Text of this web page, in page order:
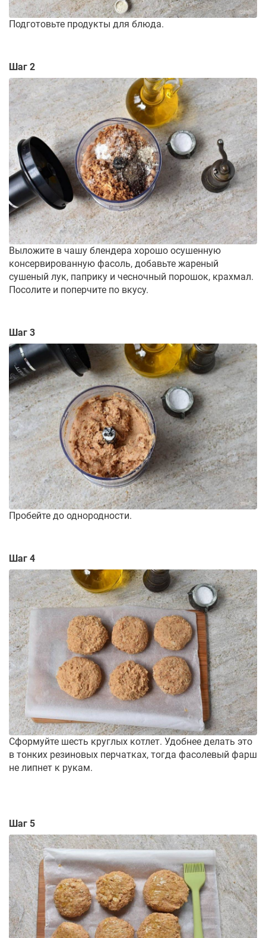
Подготовьте продукты для блюда.
Шаг 2
Выложите в чашу блендера хорошо осушенную
консервированную фасоль, добавьте жареный
сушеный лук, паприку и чесночный порошок, крахмал.
Посолите и поперчите по вкусу.
Шаг 3
Пробейте до однородности.
Шаг 4
Сформуйте шесть круглых котлет. Удобнее делать это
в тонких резиновых перчатках, тогда фасолевый фарш
не липнет к рукам.
Шаг 5